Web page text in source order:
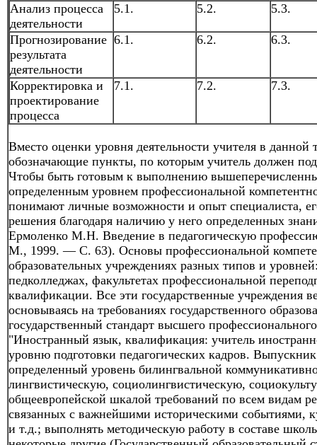
Анализ процесса
деятельности
5.1. 5.2. 5.3.
Прогнозирование
результата
деятельности
6.1. 6.2. 6.3.
Корректировка и
проектирование
процесса
7.1. 7.2. 7.3.
Вместо оценки уровня деятельности учителя в
обозначающие пункты, по которым учитель должен
Чтобы быть готовым к выполнению
определенным уровнем профессиональной
понимают личные возможности и опыт специалиста,
решения благодаря наличию у него определенных
Ермоленко М.Н. Введение в педагогическую
М., 1999. — С. 63). Основы профессиональной
образовательных учреждениях разных типов и
педколледжах, факультетах профессиональной
квалификации. Все эти государственные учреждения
основываясь на требованиях государственного
государственный стандарт высшего
"Иностранный язык, квалификация: учитель
уровню подготовки педагогических кадров.
определенный уровень билингвальной
лингвистическую, социолингвистическую,
общеевропейской шкалой требований по всем видам
связанных с важнейшими историческими событиями,
и т.д.; выполнять методическую работу в составе